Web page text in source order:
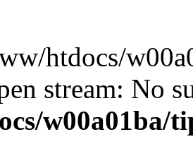
htdocs/
stream: No
w00a01ba/